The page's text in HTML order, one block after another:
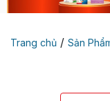
Trang chủ / Sản